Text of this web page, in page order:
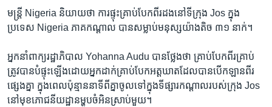
ស្វែង​
រក
ភាសា
មន្រ្តី Nigeria​ និយាយ​ថា​ ការ​ផ្ទុះគ្រាប់បែក​ពីរ​ដង​នៅ​ទី​ក្រុង​ Jos​ ក្នុង​
ប្រទេស​ Nigeria ភាគ​កណ្តាល បាន​សម្លាប់​មនុស្ស​យ៉ាង​តិច​ ៣១​ នាក់។​
អ្នក​នាំពាក្យ​រដ្ឋាភិបាល Yohanna Audu​ បាន​ថ្លែង​ថា​ គ្រាប់​បែក​ពីរ​គ្រាប់​
ត្រូវ​បាន​បំផ្ទុះឡើង​ដោយ​អ្នក​ដាក់​គ្រាប់​បែកអត្តឃាត​ដែល​បាន​បើក​ឡាន​ពីរ
ផ្សេង​គ្នា​ ​ក្នុង​ពេល​ប៉ុន្មាន​នាទី​ពី​គ្នា​ចូលទៅ​ក្នុង​ទី​ផ្សារកណ្តាល​របស់​ក្រុង​ Jos​
នៅ​មុខ​ភោជនីយដ្ឋាន​ម្ហូប​ចំអិន​ស្រាប់​មួយ។​